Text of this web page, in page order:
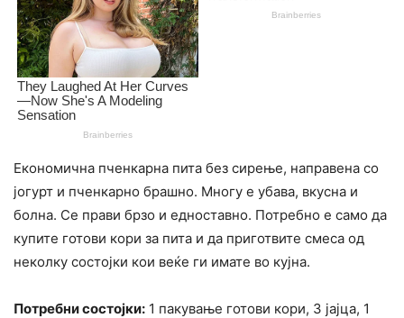
Економична пченкарна пита без сирење, направена со
јогурт и пченкарно брашно. Многу е убава, вкусна и
болна. Се прави брзо и едноставно. Потребно е само да
купите готови кори за пита и да приготвите смеса од
неколку состојки кои веќе ги имате во кујна.
Потребни состојки: 1 пакување готови кори, 3 јајца, 1